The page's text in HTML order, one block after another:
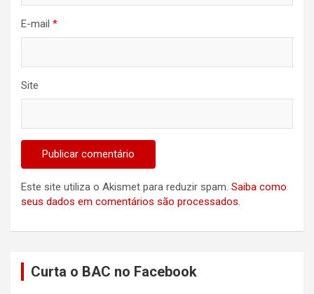
E-mail *
Site
Este site utiliza o Akismet para reduzir spam. Saiba como
seus dados em comentários são processados.
Curta o BAC no Facebook